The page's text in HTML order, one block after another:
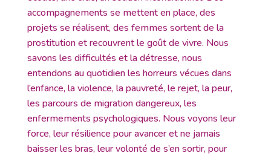
accompagnements se mettent en place, des
projets se réalisent, des femmes sortent de la
prostitution et recouvrent le goût de vivre. Nous
savons les difficultés et la détresse, nous
entendons au quotidien les horreurs vécues dans
l’enfance, la violence, la pauvreté, le rejet, la peur,
les parcours de migration dangereux, les
enfermements psychologiques. Nous voyons leur
force, leur résilience pour avancer et ne jamais
baisser les bras, leur volonté de s’en sortir, pour